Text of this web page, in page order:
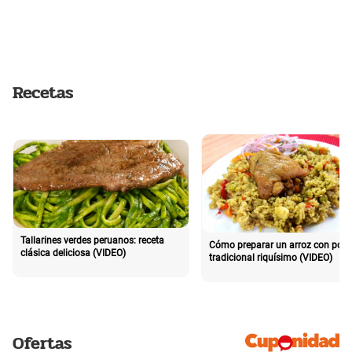
Recetas
Tallarines verdes peruanos: receta
clásica deliciosa (VIDEO)
Cómo preparar un arroz con pollo
tradicional riquísimo (VIDEO)
Ofertas